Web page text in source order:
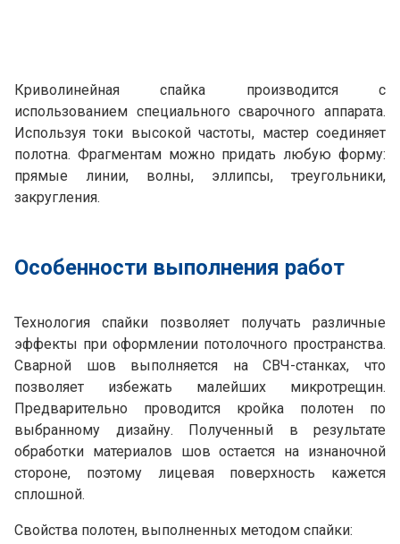
Криволинейная спайка производится с
использованием специального сварочного аппарата.
Используя токи высокой частоты, мастер соединяет
полотна. Фрагментам можно придать любую форму:
прямые линии, волны, эллипсы, треугольники,
закругления.
Особенности выполнения работ
Технология спайки позволяет получать различные
эффекты при оформлении потолочного пространства.
Сварной шов выполняется на СВЧ-станках, что
позволяет избежать малейших микротрещин.
Предварительно проводится кройка полотен по
выбранному дизайну. Полученный в результате
обработки материалов шов остается на изнаночной
стороне, поэтому лицевая поверхность кажется
сплошной.
Свойства полотен, выполненных методом спайки: